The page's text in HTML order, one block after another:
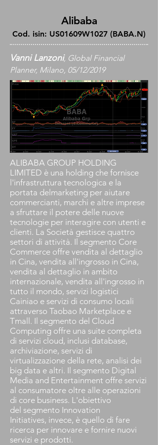
Alibaba
Cod. isin: US01609W1027 (BABA.N)
Vanni Lanzoni, Global Financial
Planner, Milano, 05/12/2019
ALIBABA GROUP HOLDING
LIMITED è una holding che fornisce
l'infrastruttura tecnologica e la
portata delmarketing per aiutare
commercianti, marchi e altre imprese
a sfruttare il potere delle nuove
tecnologie per interagire con utenti e
clienti. La Società gestisce quattro
settori di attività. Il segmento Core
Commerce offre vendita al dettaglio
in Cina, vendita all'ingrosso in Cina,
vendita al dettaglio in ambito
internazionale, vendita all'ingrosso in
tutto il mondo, servizi logistici
Cainiao e servizi di consumo locali
attraverso Taobao Marketplace e
Tmall. Il segmento del Cloud
Computing offre una suite completa
di servizi cloud, inclusi database,
archiviazione, servizi di
virtualizzazione della rete, analisi dei
big data e altri. Il segmento Digital
Media and Entertainment offre servizi
al consumatore oltre alle operazioni
di core business. L'obiettivo
del segmento Innovation
Initiatives, invece, è quello di fare
ricerca per innovare e fornire nuovi
servizi e prodotti.